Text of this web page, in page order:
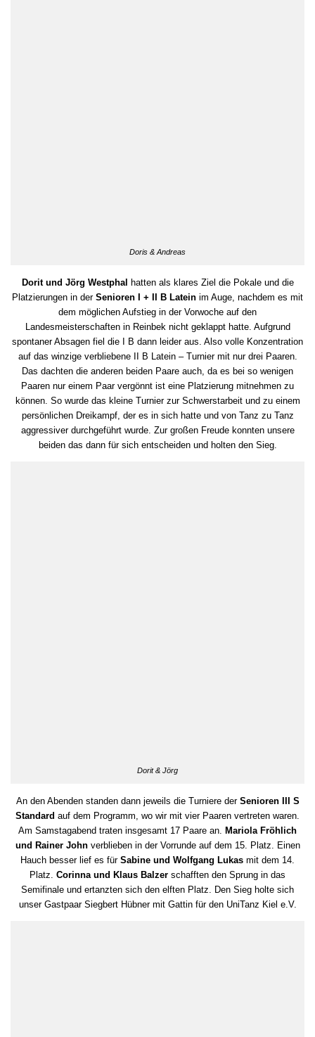
Doris & Andreas
Dorit und Jörg Westphal
hatten als klares Ziel die Pokale und die
Platzierungen in der Senioren I + II B Latein im Auge, nachdem es mit
dem möglichen Aufstieg in der Vorwoche auf den
Landesmeisterschaften in Reinbek nicht geklappt hatte. Aufgrund
spontaner Absagen fiel die I B dann leider aus. Also volle Konzentration
auf das winzige verbliebene II B Latein – Turnier mit nur drei Paaren.
Das dachten die anderen beiden Paare auch, da es bei so wenigen
Paaren nur einem Paar vergönnt ist eine Platzierung mitnehmen zu
können. So wurde das kleine Turnier zur Schwerstarbeit und zu einem
persönlichen Dreikampf, der es in sich hatte und von Tanz zu Tanz
aggressiver durchgeführt wurde. Zur großen Freude konnten unsere
beiden das dann für sich entscheiden und holten den Sieg.
Dorit & Jörg
An den Abenden standen dann jeweils die Turniere der Senioren III S
Standard auf dem Programm, wo wir mit vier Paaren vertreten waren.
Am Samstagabend traten insgesamt 17 Paare an. Mariola Fröhlich
und Rainer Johnverblieben in der Vorrunde auf dem 15. Platz. Einen
Hauch besser lief es für Sabine und Wolfgang Lukas mit dem 14.
Platz. Corinna und Klaus Balzer schafften den Sprung in das
Semifinale und ertanzten sich den elften Platz. Den Sieg holte sich
unser Gastpaar Siegbert Hübner mit Gattin für den UniTanz Kiel e.V.